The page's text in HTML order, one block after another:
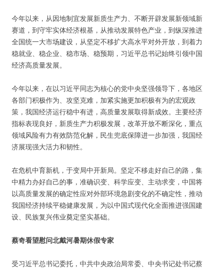
今年以来，从因地制宜发展新质生产力、不断开辟发展新领域新
赛道，到守牢实体经济根基，从推动发展特色产业，到纵深推进
全国统一大市场建设，从坚定不移扩大高水平对外开放，到着力
稳就业、稳企业、稳市场、稳预期，习近平总书记始终引领中国
经济高质量发展。
今年以来，在以习近平同志为核心的党中央坚强领导下，各地区
各部门积极作为、攻坚克难，加紧实施更加积极有为的宏观政
策，我国经济运行稳中有进，高质量发展取得新成效。主要经济
指标表现良好，新质生产力积极发展，改革开放不断深化，重点
领域风险有力有效防范化解，民生兜底保障进一步加强，我国经
济展现强大活力和韧性。
在危机中育新机，于变局中开新局。坚定不移走好自己的路，集
中精力办好自己的事，准确识变、科学应变、主动求变，中国将
以高质量发展的确定性应对外部环境急剧变化的不确定性，推动
我国经济持续平稳健康发展，为以中国式现代化全面推进强国建
设、民族复兴伟业奠定坚实基础。
蔡奇看望慰问北戴河暑期休假专家
受习近平总书记委托，中共中央政治局常委、中央书记处书记蔡